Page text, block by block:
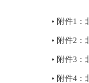
附件1：
附件2：
附件3：
附件4：